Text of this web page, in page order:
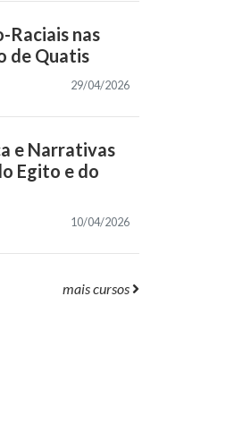
Raciais nas
de Quatis
29/04/2026
e Narrativas
Egito e do
10/04/2026
mais cursos